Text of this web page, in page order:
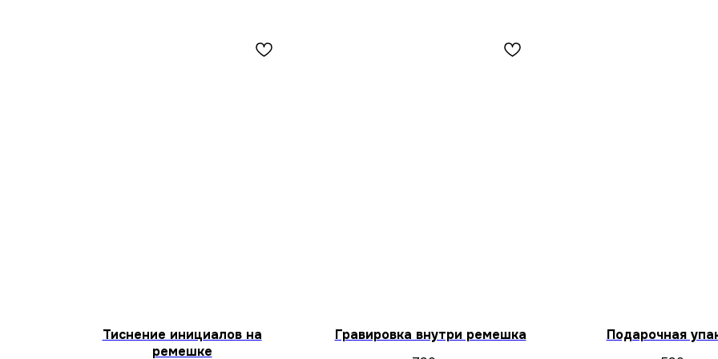
Тиснение инициалов на
ремешке
Гравировка внутри ремешка
Подарочная